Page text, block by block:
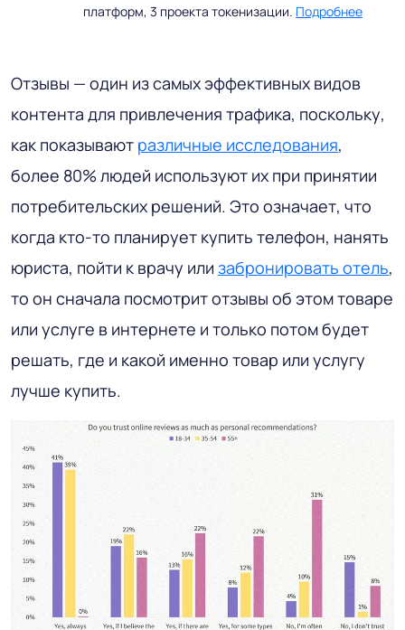
платформ, 3 проекта токенизации. Подробнее
Отзывы — один из самых эффективных видов
контента для привлечения трафика, поскольку,
как показывают различные исследования,
более 80% людей используют их при принятии
потребительских решений. Это означает, что
когда кто-то планирует купить телефон, нанять
юриста, пойти к врачу или забронировать отель,
то он сначала посмотрит отзывы об этом товаре
или услуге в интернете и только потом будет
решать, где и какой именно товар или услугу
лучше купить.